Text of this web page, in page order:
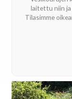
laitettu niin ja
Tilasimme